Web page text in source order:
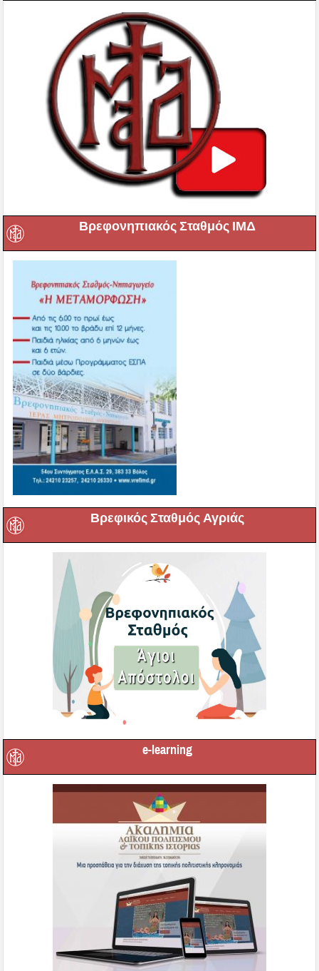
Βρεφονηπιακός Σταθμός ΙΜΔ
Βρεφικός Σταθμός Αγριάς
e-learning